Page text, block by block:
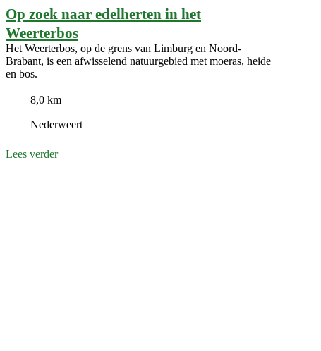
Op zoek naar edelherten in het
Weerterbos
Het Weerterbos, op de grens van Limburg en Noord-
Brabant, is een afwisselend natuurgebied met moeras, heide
en bos.
8,0 km
Nederweert
Lees verder